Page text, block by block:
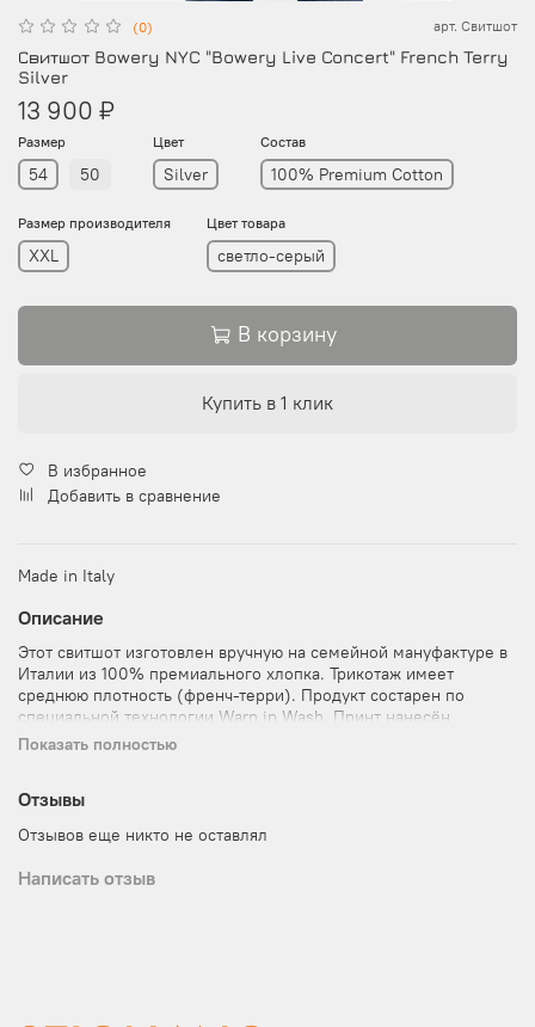
(0) арт. Свитшот
Свитшот Bowery NYC "Bowery Live Concert" French Terry
Silver
13 900 ₽
Размер
54 50
Цвет
Silver
Состав
100% Premium Cotton
Размер производителя
XXL
Цвет товара
светло-серый
В корзину
Купить в 1 клик
В избранное
Добавить в сравнение
Made in Italy
Описание
Этот свитшот изготовлен вручную на семейной мануфактуре в
Италии из 100% премиального хлопка. Трикотаж имеет
среднюю плотность (френч-терри). Продукт состарен по
специальной технологии Warn in Wash. Принт нанесён
красками на водной основе и вдохновлен историями о
Показать полностью
Отзывы
Отзывов еще никто не оставлял
Написать отзыв